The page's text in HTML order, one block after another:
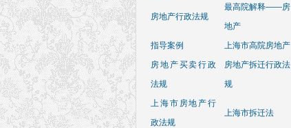
房地产行政法规
最高院解释——房
地产
指导案例
上海市高院房地产
房地产买卖行政
法规
房地产拆迁行政法
规
上海市房地产行
政法规
上海市拆迁法